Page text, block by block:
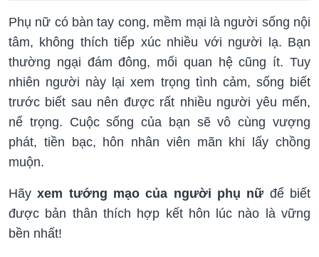
Phụ nữ có bàn tay cong, mềm mại là người sống nội
tâm, không thích tiếp xúc nhiều với người lạ. Bạn
thường ngại đám đông, mối quan hệ cũng ít. Tuy
nhiên người này lại xem trọng tình cảm, sống biết
trước biết sau nên được rất nhiều người yêu mến,
nể trọng. Cuộc sống của bạn sẽ vô cùng vượng
phát, tiền bạc, hôn nhân viên mãn khi lấy chồng
muộn.
Hãyxem tướng mạo của người phụ nữ để biết
được bản thân thích hợp kết hôn lúc nào là vững
bền nhất!